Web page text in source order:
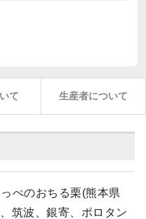
て 生産者について
ぺのおちる栗(熊本県
筑波、銀寄、ポロタン